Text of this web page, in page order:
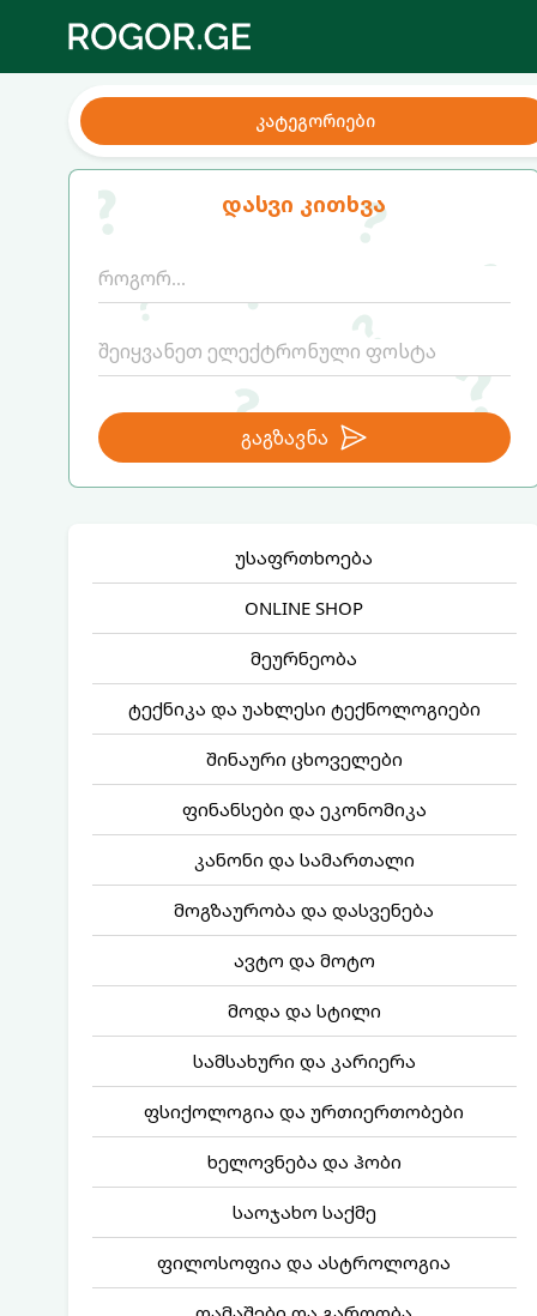
კატეგორიები
დასვი კითხვა
გაგზავნა
უსაფრთხოება
ONLINE SHOP
მეურნეობა
ტექნიკა და უახლესი ტექნოლოგიები
შინაური ცხოველები
ფინანსები და ეკონომიკა
კანონი და სამართალი
მოგზაურობა და დასვენება
ავტო და მოტო
მოდა და სტილი
სამსახური და კარიერა
ფსიქოლოგია და ურთიერთობები
ხელოვნება და ჰობი
საოჯახო საქმე
ფილოსოფია და ასტროლოგია